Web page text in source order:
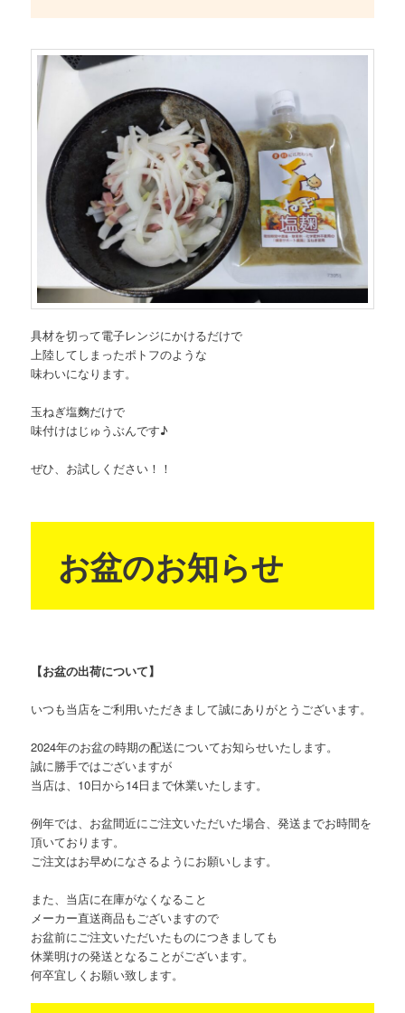
具材を切って電子レンジにかけるだけで
上陸してしまったポトフのような
味わいになります。
玉ねぎ塩麴だけで
味付けはじゅうぶんです♪
ぜひ、お試しください！！
お盆のお知らせ
【お盆の出荷について】
いつも当店をご利用いただきまして誠にありがとうございます。
2024年のお盆の時期の配送についてお知らせいたします。
誠に勝手ではございますが
当店は、10日から14日まで休業いたします。
例年では、お盆間近にご注文いただいた場合、発送までお時間を
頂いております。
ご注文はお早めになさるようにお願いします。
また、当店に在庫がなくなること
メーカー直送商品もございますので
お盆前にご注文いただいたものにつきましても
休業明けの発送となることがございます。
何卒宜しくお願い致します。